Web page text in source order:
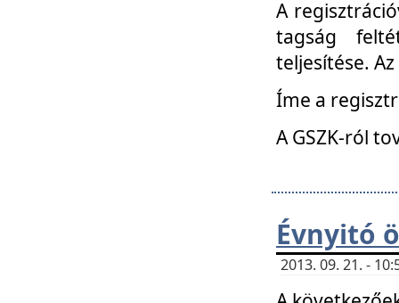
A
tagság
teljesítése.
Íme a
A GSZK-ról
Évnyitó
2013. 09. 21. -